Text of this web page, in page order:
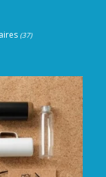
(37)